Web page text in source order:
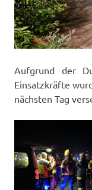
Aufgrund der
Einsatzkräfte
nächsten Tag